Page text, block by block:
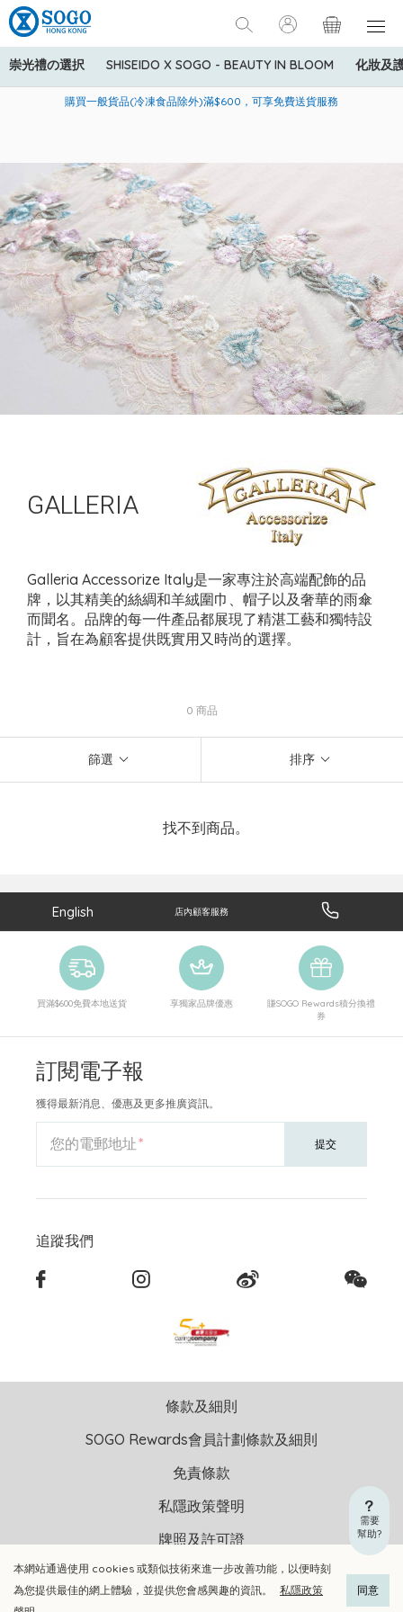
崇光禮の選択 SHISEIDO X SOGO - BEAUTY IN BLOOM 化妝及
美國運通Explorer®信用卡會員購物禮遇：高達5%簽賬回贈！
購買一般貨品(冷凍食品除外)滿$600，可享免費送貨服務
寄送中國內地服務只適用於指定商品，若訂單金額少於HK$600(折
GALLERIA
Galleria Accessorize Italy是一家專注於高端配飾的品
牌，以其精美的絲綢和羊絨圍巾、帽子以及奢華的雨傘
而聞名。品牌的每一件產品都展現了精湛工藝和獨特設
計，旨在為顧客提供既實用又時尚的選擇。
0 商品
篩選 排序
找不到商品。
本網站通過使用 cookies 或類似技術來進一步改善功能，以便時刻
為您提供最佳的網上體驗，並提供您會感興趣的資訊。
私隱政策
同意
需要
幫助?
English 店內顧客服務
買滿$600免費本地送貨 享獨家品牌優惠
賺SOGO Rewards積分換禮
券
訂閱電子報
獲得最新消息、優惠及更多推廣資訊。
您的電郵地址 提交
追蹤我們
版權聲明 © 2026 崇光(香港)百貨有限公司 版權所有 不得轉載
條款及細則
SOGO Rewards會員計劃條款及細則
免責條款
私隱政策聲明
牌照及許可證